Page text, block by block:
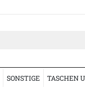
SONSTIGE TASCHEN